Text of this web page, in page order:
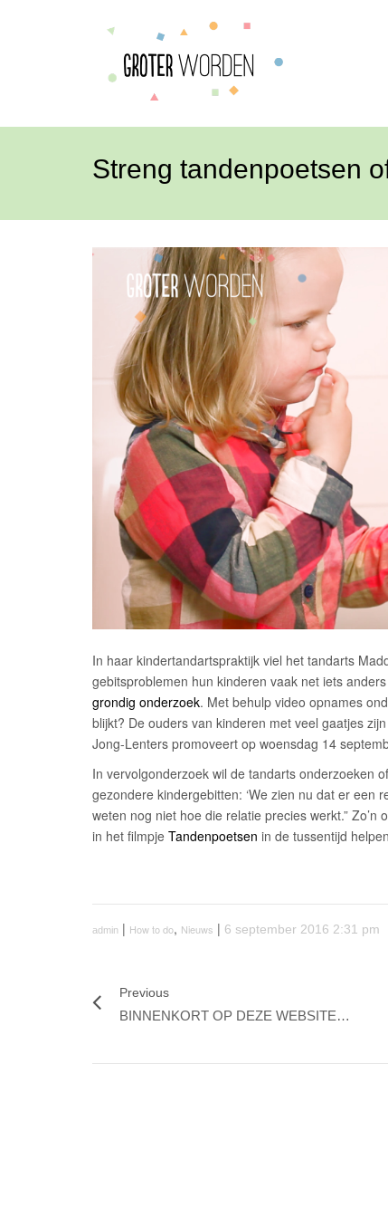
Streng tandenpoetsen
In haar kindertandartspraktijk viel het tandarts
gebitsproblemen hun kinderen vaak net iets
grondig onderzoek. Met behulp video opnames
blijkt? De ouders van kinderen met veel gaatjes
Jong-Lenters promoveert op woensdag 14
In vervolgonderzoek wil de tandarts onderzoeken
gezondere kindergebitten: ‘We zien nu dat er een
weten nog niet hoe die relatie precies werkt.”
in het filmpje Tandenpoetsen in de tussentijd
admin | How to do, Nieuws | 6 september 2016 2:31 pm
Previous
BINNENKORT OP DEZE WEBSITE…